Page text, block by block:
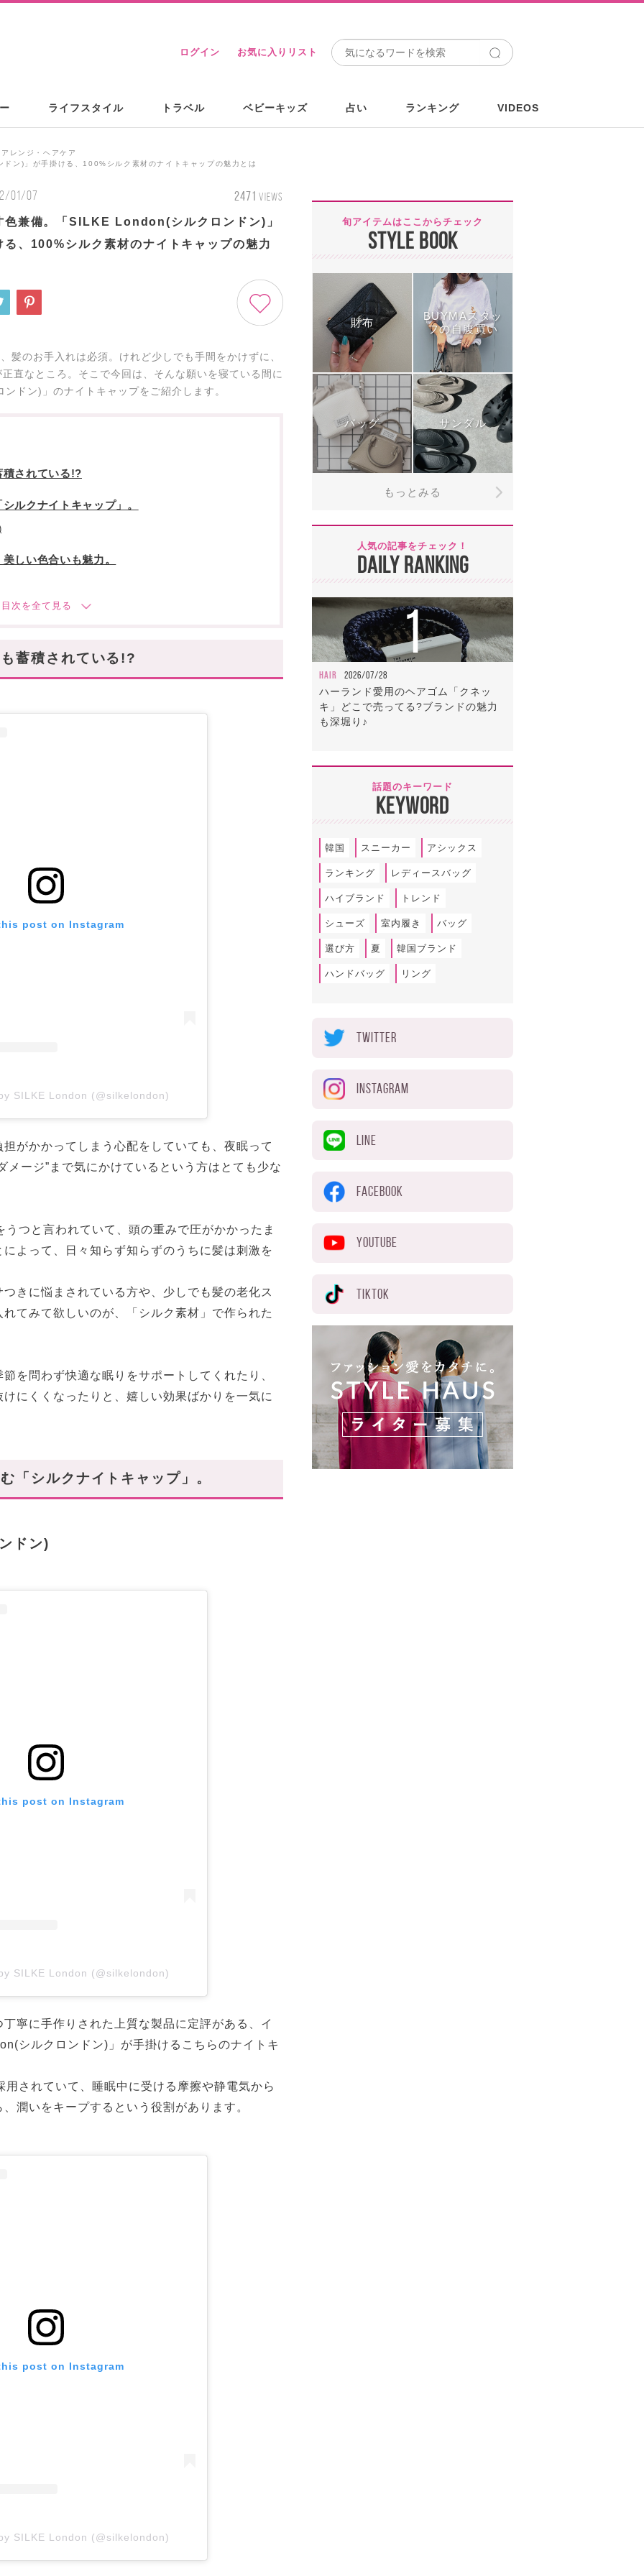
ログイン お気に入りリスト
ライフスタイル トラベル ベビーキッズ 占い ランキング VIDEOS
レンジ・ヘアケア
ン)」が手掛ける、100%シルク素材のナイトキャップの魅力とは
01/07 2471 VIEWS
色兼備。「SILKE London(シルクロンドン)」
る、100%シルク素材のナイトキャップの魅力
髪のお手入れは必須。けれど少しでも手間をかけずに、
直なところ。そこで今回は、そんな願いを寝ている間に
ドン)」のナイトキャップをご紹介します。
積されている!?
ルクナイトキャップ」。
しい色合いも魅力。
蓄積されている!?
post on Instagram
SILKE London (@silkelondon)
がかかってしまう心配をしていても、夜眠って
メージ”まで気にかけているという方はとても少な
つと言われていて、頭の重みで圧がかかったま
よって、日々知らず知らずのうちに髪は刺激を
きに悩まされている方や、少しでも髪の老化ス
てみて欲しいのが、「シルク素材」で作られた
を問わず快適な眠りをサポートしてくれたり、
にくくなったりと、嬉しい効果ばかりを一気に
「シルクナイトキャップ」。
ドン)
post on Instagram
SILKE London (@silkelondon)
寧に手作りされた上質な製品に定評がある、イ
シルクロンドン)」が手掛けるこちらのナイトキ
されていて、睡眠中に受ける摩擦や静電気から
潤いをキープするという役割があります。
post on Instagram
SILKE London (@silkelondon)
旬アイテムはここからチェック
STYLE BOOK
財布
BUYMAスタッ
フの自腹買い
バッグ サンダル
もっとみる
人気の記事をチェック！
DAILY RANKING
1
HAIR 2026/07/28
ハーランド愛用のヘアゴム「クネッ
キ」どこで売ってる?ブランドの魅力
も深堀り♪
話題のキーワード
KEYWORD
韓国 スニーカー アシックス
ランキング レディースバッグ
ハイブランド トレンド
シューズ 室内履き バッグ
選び方 夏 韓国ブランド
ハンドバッグ リング
TWITTER
INSTAGRAM
LINE
FACEBOOK
YOUTUBE
TIKTOK